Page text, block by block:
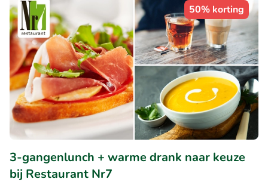
50% korting
3-gangenlunch + warme drank naar keuze
bij Restaurant Nr7